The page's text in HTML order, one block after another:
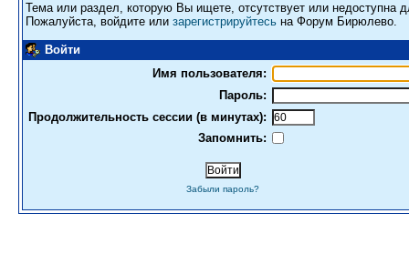
Тема или раздел, которую Вы ищете, отсутствует или недоступна
Пожалуйста, войдите или зарегистрируйтесь на Форум Бирюлево.
Войти
Имя пользователя:
Пароль:
Продолжительность сессии (в минутах):
Запомнить:
Забыли пароль?